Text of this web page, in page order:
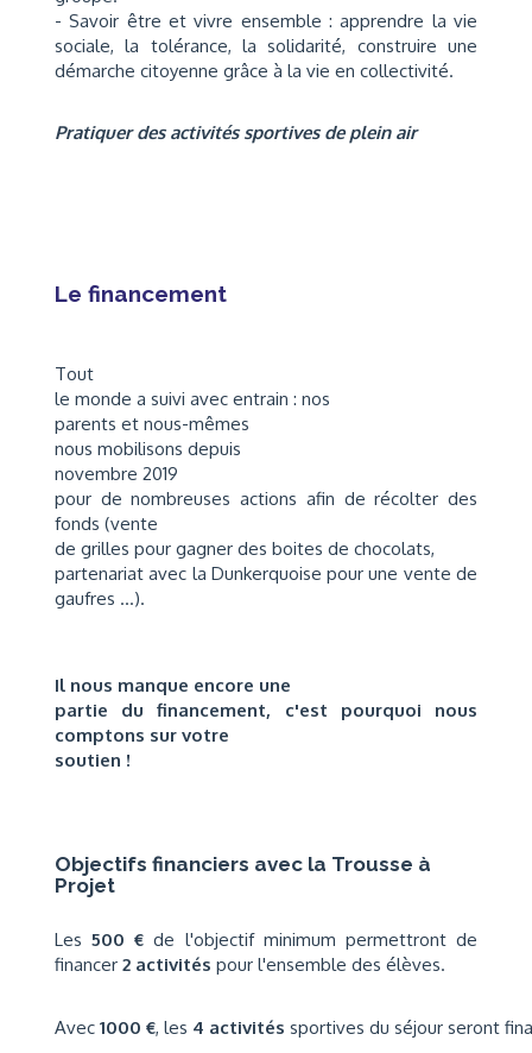
- Savoir être et vivre ensemble : apprendre la vie
sociale, la tolérance, la solidarité, construire une
démarche citoyenne grâce à la vie en collectivité.
Pratiquer des activités sportives de plein air
Le financement
Tout
le monde a suivi avec entrain : nos
parents et nous-mêmes
nous mobilisons depuis
novembre 2019
pour de nombreuses actions afin de récolter des
fonds (vente
de grilles pour gagner des boites de chocolats,
partenariat avec la Dunkerquoise pour une vente de
gaufres ...).
Il nous manque encore une
partie du financement, c'est pourquoi nous
comptons sur votre
soutien !
Objectifs financiers avec la Trousse à
Projet
Les500 € de l'objectif minimum permettront de
financer 2 activités pour l'ensemble des élèves.
Avec 1000 €, les 4 activités sportives du séjour seront